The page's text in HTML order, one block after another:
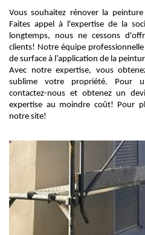
Vous souhaitez rénover la
Faites appel à l'expertise de la
longtemps, nous ne cessons
clients! Notre équipe
de surface à l’application de la
Avec notre expertise, vous
sublime votre propriété. Pour
contactez-nous et obtenez un
expertise au moindre coût! Pour
notre site!